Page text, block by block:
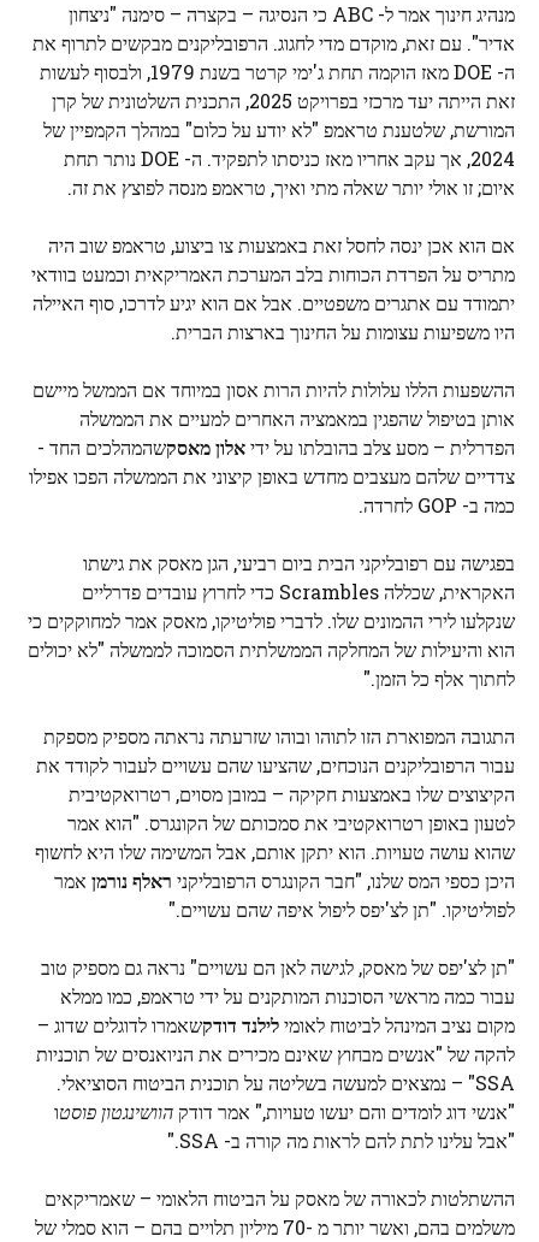
מנהיג חינוך אמר ל- ABC כי הנסיגה – בקצרה – סימנה "ניצחון
אדיר". עם זאת, מוקדם מדי לחגוג. הרפובליקנים מבקשים לתרוף את
ה- DOE מאז הוקמה תחת ג'ימי קרטר בשנת 1979, ולבסוף לעשות
זאת הייתה יעד מרכזי בפרויקט 2025, התכנית השלטונית של קרן
המורשת, שלטענת טראמפ "לא יודע על כלום" במהלך הקמפיין של
2024, אך עקב אחריו מאז כניסתו לתפקיד. ה- DOE נותר תחת
איום; זו אולי יותר שאלה מתי ואיך, טראמפ מנסה לפוצץ את זה.
אם הוא אכן ינסה לחסל זאת באמצעות צו ביצוע, טראמפ שוב היה
מתריס על הפרדת הכוחות בלב המערכת האמריקאית וכמעט בוודאי
יתמודד עם אתגרים משפטיים. אבל אם הוא יגיע לדרכו, סוף האיילה
היו משפיעות עצומות על החינוך בארצות הברית.
ההשפעות הללו עלולות להיות הרות אסון במיוחד אם הממשל מיישם
אותן בטיפול שהפגין במאמציה האחרים למעיים את הממשלה
הפדרלית – מסע צלב בהובלתו על ידיאלון מאסקשהמהלכים החד -
צדדיים שלהם מעצבים מחדש באופן קיצוני את הממשלה הפכו אפילו
כמה ב- GOP לחרדה.
בפגישה עם רפובליקני הבית ביום רביעי, הגן מאסק את גישתו
האקראית, שכללה Scrambles כדי לחרוץ עובדים פדרליים
שנקלעו לירי ההמונים שלו. לדברי פוליטיקו, מאסק אמר למחוקקים כי
הוא והיעילות של המחלקה הממשלתית הסמוכה לממשלה "לא יכולים
לחתוך אלף כל הזמן."
התגובה המפוארת הזו לתוהו ובוהו שזרעתה נראתה מספיק מספקת
עבור הרפובליקנים הנוכחים, שהציעו שהם עשויים לעבור לקודד את
הקיצוצים שלו באמצעות חקיקה – במובן מסוים, רטרואקטיבית
לטעון באופן רטרואקטיבי את סמכותם של הקונגרס. "הוא אמר
שהוא עושה טעויות. הוא יתקן אותם, אבל המשימה שלו היא לחשוף
היכן כספי המס שלנו, "חבר הקונגרס הרפובליקני ראלף נורמן אמר
לפוליטיקו. "תן לצ'יפס ליפול איפה שהם עשויים."
"תן לצ'יפס של מאסק, לגישה לאן הם עשויים" נראה גם מספיק טוב
עבור כמה מראשי הסוכנות המותקנים על ידי טראמפ, כמו ממלא
מקום נציב המינהל לביטוח לאומילילנד דודקשאמרו לדוגלים שדוג –
להקה של "אנשים מבחוץ שאינם מכירים את הניואנסים של תוכניות
SSA" – נמצאים למעשה בשליטה על תוכנית הביטוח הסוציאלי.
"אנשי דוג לומדים והם יעשו טעויות," אמר דודק הוושינגטון פוסטו
"אבל עלינו לתת להם לראות מה קורה ב- SSA."
ההשתלטות לכאורה של מאסק על הביטוח הלאומי – שאמריקאים
משלמים בהם, ואשר יותר מ -70 מיליון תלויים בהם – הוא סמלי של